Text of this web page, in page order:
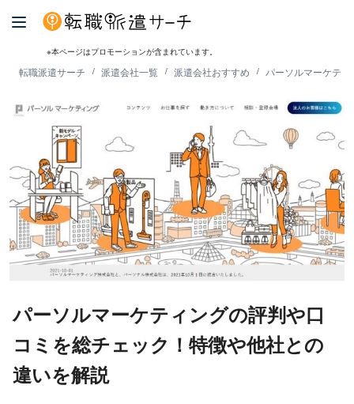
※本ページはプロモーションが含まれています。
転職派遣サーチ 派遣会社一覧 派遣会社おすすめ パーソルマーケテ
パーソルマーケティングの評判や口
コミを総チェック！特徴や他社との
違いを解説